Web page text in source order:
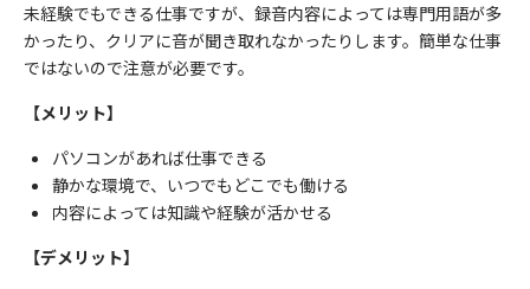
未経験でもできる仕事ですが、録音内容によっては専門用語が多
かったり、クリアに音が聞き取れなかったりします。簡単な仕事
ではないので注意が必要です。
【メリット】
パソコンがあれば仕事できる
静かな環境で、いつでもどこでも働ける
内容によっては知識や経験が活かせる
【デメリット】